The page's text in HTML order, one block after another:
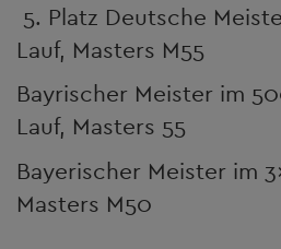
5. Platz Deutsche
Lauf, Masters M55
Bayrischer Meister im
Lauf, Masters 55
Bayerischer Meister im
Masters M50